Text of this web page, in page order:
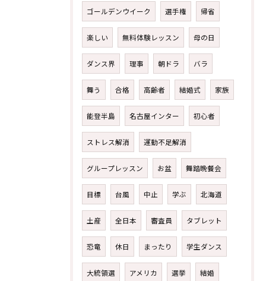
ゴールデンウイーク 選手権 帰省
楽しい 無料体験レッスン 母の日
ダンス界 理事 朝ドラ バラ
舞う 合格 高齢者 結婚式 家族
能登半島 名古屋インター 初心者
ストレス解消 運動不足解消
グループレッスン お盆 舞踏晩餐会
目標 台風 中止 学ぶ 北海道
土産 全日本 審査員 タブレット
恐竜 休日 まったり 学生ダンス
大統領選 アメリカ 選挙 結婚